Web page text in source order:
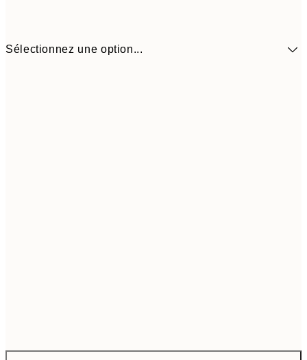
Sélectionnez une option...